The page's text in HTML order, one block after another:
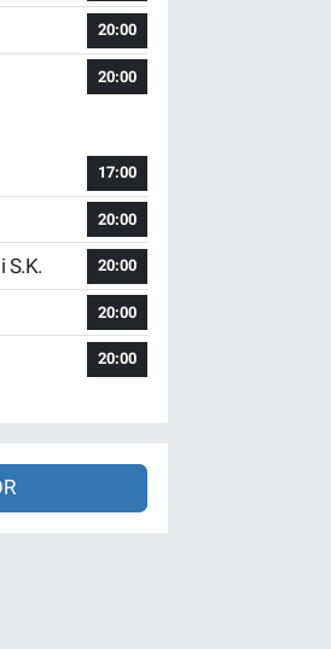
20:00
20:00
17:00
20:00
S.K. 20:00
20:00
20:00